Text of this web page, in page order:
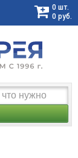
0 шт.
0 руб.